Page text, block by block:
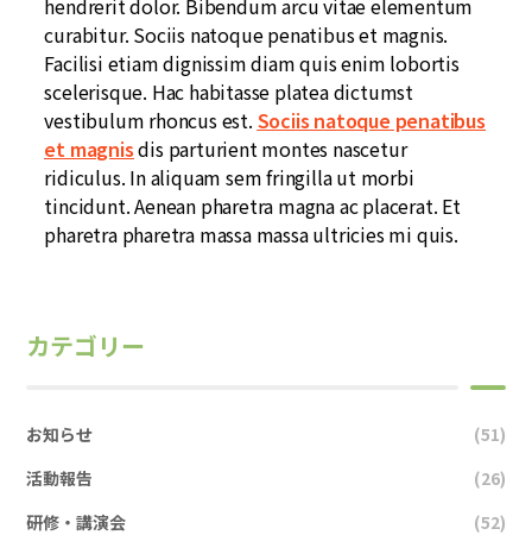
hendrerit dolor. Bibendum arcu vitae elementum
curabitur. Sociis natoque penatibus et magnis.
Facilisi etiam dignissim diam quis enim lobortis
scelerisque. Hac habitasse platea dictumst
vestibulum rhoncus est. Sociis natoque penatibus
et magnisdis parturient montes nascetur
ridiculus. In aliquam sem fringilla ut morbi
tincidunt. Aenean pharetra magna ac placerat. Et
pharetra pharetra massa massa ultricies mi quis.
カテゴリー
お知らせ
(51)
活動報告
(26)
研修・講演会
(52)